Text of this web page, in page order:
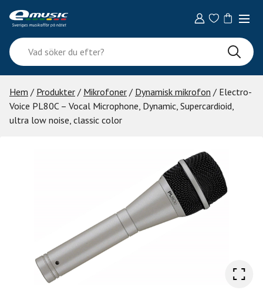
content
Vad
söker
du
efter?
Hem / Produkter / Mikrofoner / Dynamisk mikrofon / Electro-
Voice PL80C – Vocal Microphone, Dynamic, Supercardioid,
ultra low noise, classic color